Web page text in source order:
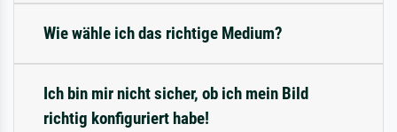
Wie wähle ich das richtige Medium?
Ich bin mir nicht sicher, ob ich mein Bild
richtig konfiguriert habe!